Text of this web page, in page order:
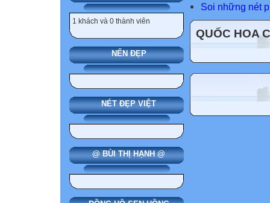
1 khách và 0 thành viên
NẾN ĐẸP
NÉT ĐẸP VIỆT
@ BÙI THỊ HẠNH @
Soi những nét
QUỐC HOA